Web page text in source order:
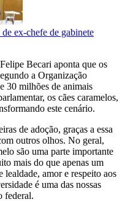
ex-chefe de gabinete
Becari aponta que os
a Organização
30 milhões de animais
os cães caramelos,
este cenário.
de adoção, graças a essa
outros olhos. No geral,
são uma parte importante
mais do que apenas um
amor e respeito aos
é uma das nossas
federal.